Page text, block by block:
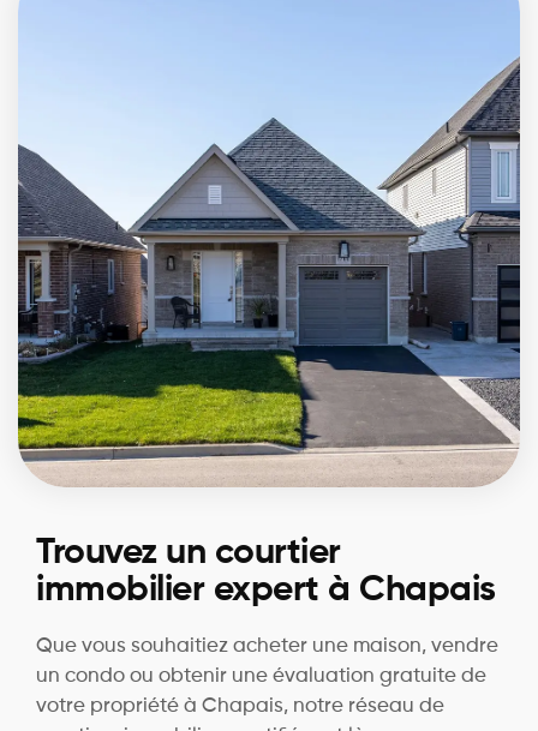
Trouvez un courtier
immobilier expert à Chapais
Que vous souhaitiez acheter une maison, vendre
un condo ou obtenir une évaluation gratuite de
votre propriété à Chapais, notre réseau de